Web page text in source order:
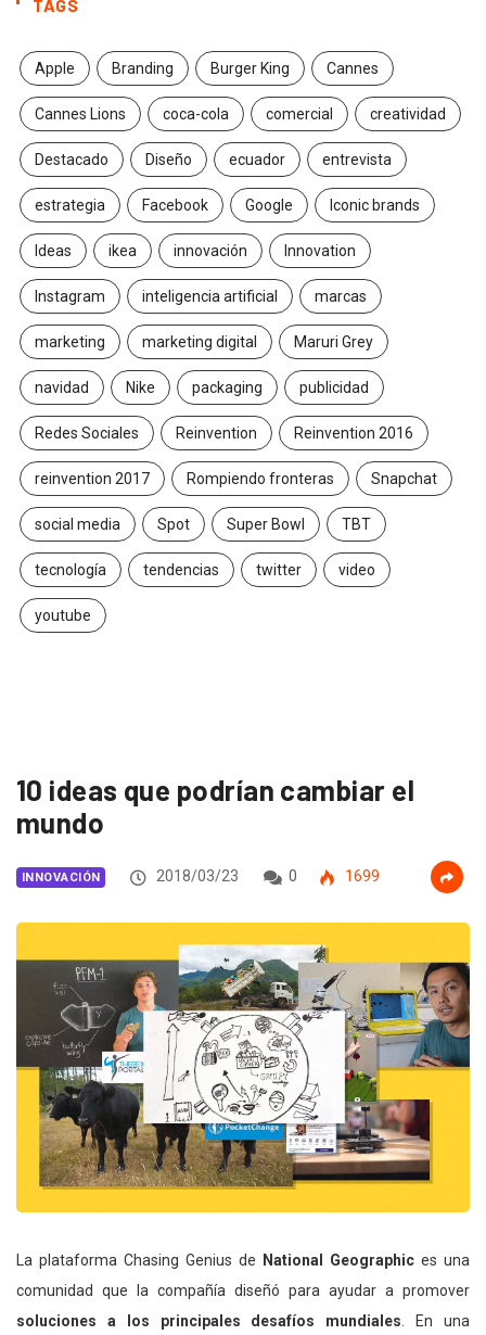
TAGS
Apple Branding Burger King Cannes
Cannes Lions coca-cola comercial creatividad
Destacado Diseño ecuador entrevista
estrategia Facebook Google Iconic brands
Ideas ikea innovación Innovation
Instagram inteligencia artificial marcas
marketing marketing digital Maruri Grey
navidad Nike packaging publicidad
Redes Sociales Reinvention Reinvention 2016
reinvention 2017 Rompiendo fronteras Snapchat
social media Spot Super Bowl TBT
tecnología tendencias twitter video
youtube
10 ideas que podrían cambiar el
mundo
INNOVACIÓN 2018/03/23 0 1699
La plataforma Chasing Genius de National Geographic es una
comunidad que la compañía diseñó para ayudar a promover
soluciones a los principales desafíos mundiales. En una